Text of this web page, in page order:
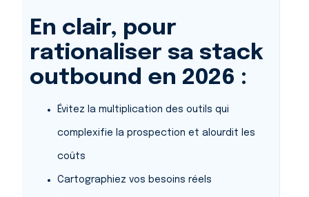
En clair, pour
rationaliser sa stack
outbound en 2026 :
Évitez la multiplication des outils qui
complexifie la prospection et alourdit les
coûts
Cartographiez vos besoins réels